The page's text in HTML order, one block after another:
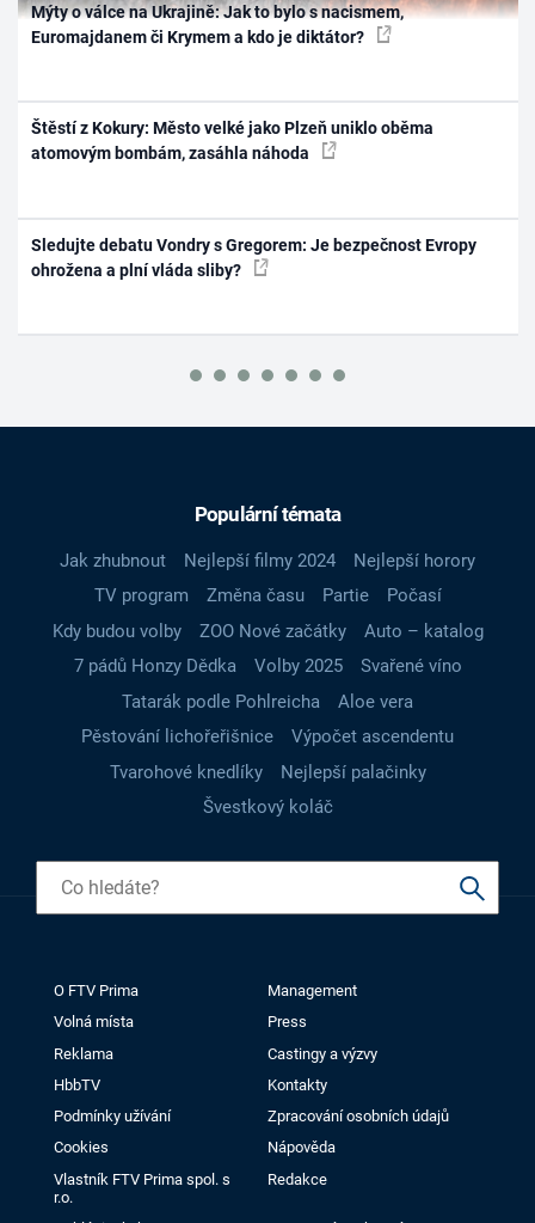
Mýty o válce na Ukrajině: Jak to bylo s nacismem,
Euromajdanem či Krymem a kdo je diktátor?
Štěstí z Kokury: Město velké jako Plzeň uniklo oběma
atomovým bombám, zasáhla náhoda
Sledujte debatu Vondry s Gregorem: Je bezpečnost Evropy
ohrožena a plní vláda sliby?
Populární témata
Jak zhubnout Nejlepší filmy 2024
Nejlepší horory
TV program
Změna času Partie
Počasí
Kdy budou volby
ZOO Nové začátky
Auto – katalog
7 pádů Honzy Dědka
Volby 2025
Svařené víno
Tatarák podle Pohlreicha
Aloe vera
Pěstování lichořeřišnice
Výpočet ascendentu
Tvarohové knedlíky
Nejlepší palačinky
Švestkový koláč
O FTV Prima
Management
Volná místa
Press
Reklama
Castingy a výzvy
HbbTV
Kontakty
Podmínky užívání
Zpracování osobních údajů
Cookies
Nápověda
Vlastník FTV Prima spol. s
r.o.
Redakce